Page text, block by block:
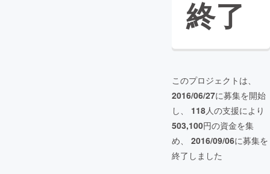
終了
このプロジェクトは、
2016/06/27に募集を開始
し、 118人の支援により
503,100円の資金を集
め、 2016/09/06に募集を
終了しました